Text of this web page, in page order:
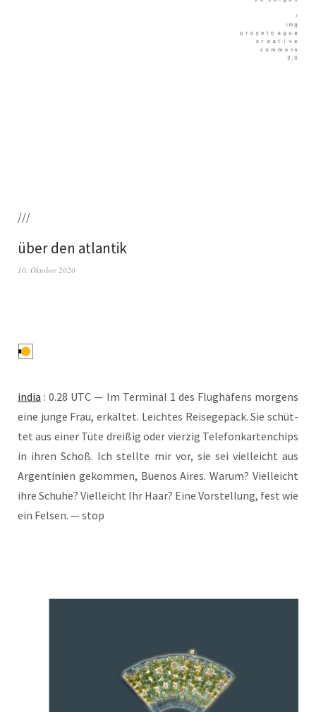
///
über den atlantik
10. Oktober 2020
india : 0.28 UTC — Im Ter­mi­nal 1 des Flug­ha­fens mor­gens
eine jun­ge Frau, erkäl­tet. Leich­tes Rei­se­ge­päck. Sie schüt­
tet aus einer Tüte drei­ßig oder vier­zig Tele­fon­kar­ten­chips
in ihren Schoß. Ich stell­te mir vor, sie sei viel­leicht aus
Argen­ti­ni­en gekom­men, Bue­nos Aires. War­um? Viel­leicht
ihre Schu­he? Viel­leicht Ihr Haar? Eine Vor­stel­lung, fest wie
ein Fel­sen. — stop